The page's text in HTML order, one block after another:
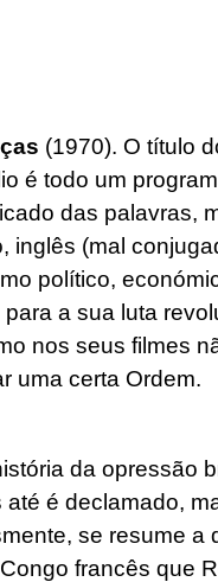
(1970). O título
é todo um
das palavras,
inglês (mal
político,
a sua luta
nos seus filmes
uma certa Ordem.
da opressão
até é declamado,
se resume a
francês que